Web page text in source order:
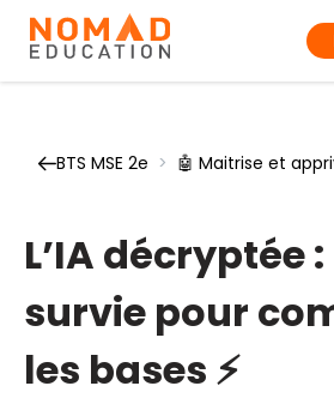
BTS MSE 2e > 🤖 Maitrise et
L’IA décryptée
survie pour
les bases ⚡